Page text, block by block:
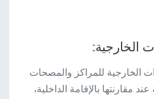
الخارجية:
الخارجية للمراكز والمصحات
مقارنتها بالإقامة الداخلية،